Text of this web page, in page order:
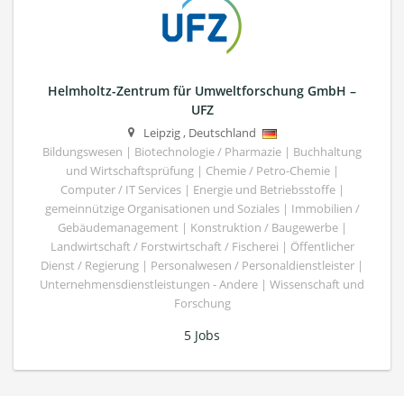
Helmholtz-Zentrum für Umweltforschung GmbH –
UFZ
Leipzig, Deutschland
Bildungswesen | Biotechnologie / Pharmazie | Buchhaltung
und Wirtschaftsprüfung | Chemie / Petro-Chemie |
Computer / IT Services | Energie und Betriebsstoffe |
gemeinnützige Organisationen und Soziales | Immobilien /
Gebäudemanagement | Konstruktion / Baugewerbe |
Landwirtschaft / Forstwirtschaft / Fischerei | Öffentlicher
Dienst / Regierung | Personalwesen / Personaldienstleister |
Unternehmensdienstleistungen - Andere | Wissenschaft und
Forschung
5 Jobs